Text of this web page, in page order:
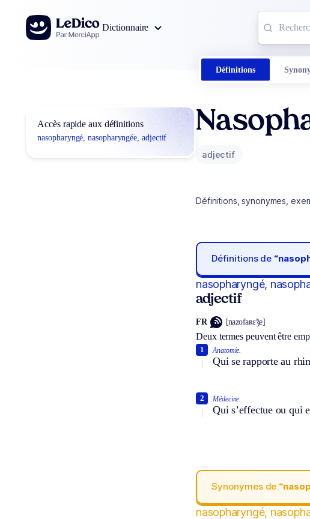
Aller au contenu
Dictionnaire
Définitions
Accès rapide aux définitions
nasopharyngé, nasopharyngée, adjectif
adjectif
Définitions, synonymes,
Définitions de
nasopharyngé,
adjectif
FR [nazofaʀɛ̃ʒe]
Deux termes peuvent être
Anatomie.
Qui se rapporte au
1
Médecine.
Qui s’effectue ou qui
2
Synonymes de
nasopharyngé,